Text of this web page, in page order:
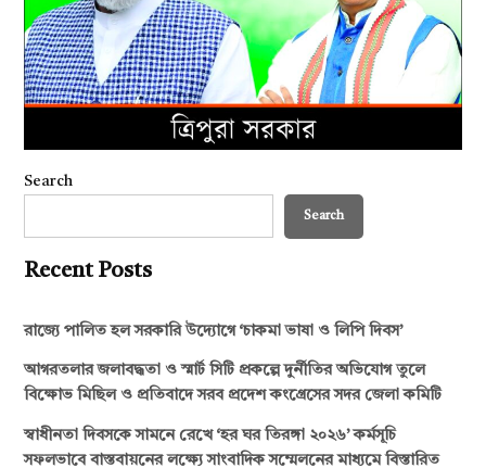
Search
Search
Recent Posts
রাজ্যে পালিত হল সরকারি উদ্যোগে ‘চাকমা ভাষা ও লিপি দিবস’
আগরতলার জলাবদ্ধতা ও স্মার্ট সিটি প্রকল্পে দুর্নীতির অভিযোগ তুলে
বিক্ষোভ মিছিল ও প্রতিবাদে সরব প্রদেশ কংগ্রেসের সদর জেলা কমিটি
স্বাধীনতা দিবসকে সামনে রেখে ‘হর ঘর তিরঙ্গা ২০২৬’ কর্মসূচি
সফলভাবে বাস্তবায়নের লক্ষ্যে সাংবাদিক সম্মেলনের মাধ্যমে বিস্তারিত